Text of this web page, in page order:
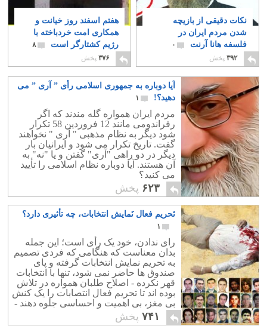
نکات دقیقی از بازیچه
شدن مردم ایران در
فلسفه هانا آرنت
۰
۳۹۲ پخش
هفتم اسفند روز خیانت و
همکاری امت خردباخته با
رژیم کشتارگر است
۸
۳۷۶ پخش
آیا دوباره به جمهوری اسلامی رأی ” آری ” می
دهید؟!
۱
مردم ایران همواره گله مندند که اگر
رفراندومی مانند 12 فروردین 58 تکرار
شود دیگر به نظام مذهبی " آری " نخواهند
گفت. تاریخ تکرار می شود و ایرانیان بار
دیگر در دو راهی "آری" گفتن و یا "نه" به
آن هستند. آیا دوباره نظام اسلامی را تأیید
می کنید؟
۶۲۳ پخش
تَحریم فعال نَمایش انتخابات، چه تأثیری دارد؟
۱
رای ندادن، خود یک رأی است؛ این جمله
بدان معناست که هنگامی که فردی تصمیم
به تحریم نمایش انتخابات گرفته و پای
صندوق ها حاضر نمی شود، تنها با انتخابات
قهر نکرده - اصلاح طلبان همواره در تلاش
بوده اند تا تحریم فعال انتصابات را یک کنش
بی مغز، بی اهمیت و احساسی جلوه دهند -
بلکه پیام هایی اساسی دارد.
۷۴۱ پخش